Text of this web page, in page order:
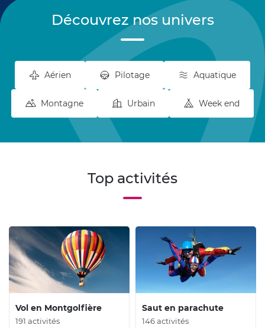
Découvrez nos univers
Aérien Pilotage Aquatique
Montagne Urbain Week end
Top activités
Vol en Montgolfière
191 activités
Saut en parachute
146 activités